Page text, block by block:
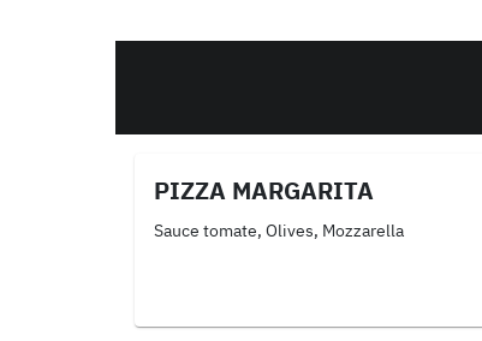
PIZZA MARGARITA
Sauce tomate, Olives, Mozzarella